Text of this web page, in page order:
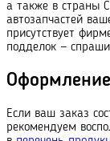
а также в страны
автозапчастей
присутствует
подделок —
Если ваш заказ
рекомендуем